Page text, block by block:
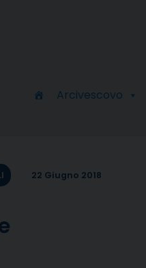
Arcivescovo
22 Giugno 2018